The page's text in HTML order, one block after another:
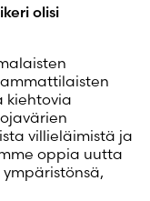
olisi
kiehtovia
villieläimistä ja
oppia uutta